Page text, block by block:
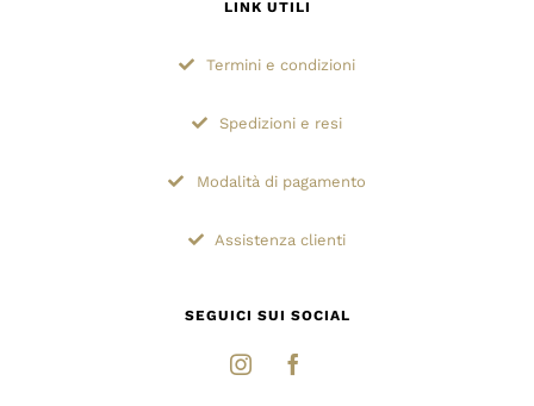
LINK UTILI
Termini e condizioni
Spedizioni e resi
Modalità di pagamento
Assistenza clienti
SEGUICI SUI SOCIAL